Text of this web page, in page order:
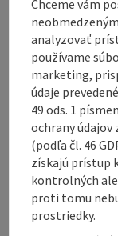
Contact
Kitchen
Equipment
Prices
Arrival
Chceme vám
analyzovať
používame
marketing,
údaje
49 ods. 1
ochrany údajov
(podľa čl. 46
získajú prístup
kontrolných
proti tomu
prostriedky.